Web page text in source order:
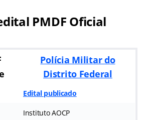
PMDF Oficial
Polícia Militar do
Distrito Federal
Edital publicado
Instituto AOCP